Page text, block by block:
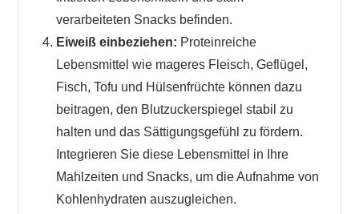
verarbeiteten Snacks befinden.
Eiweiß einbeziehen: Proteinreiche
Lebensmittel wie mageres Fleisch, Geflügel,
Fisch, Tofu und Hülsenfrüchte können dazu
beitragen, den Blutzuckerspiegel stabil zu
halten und das Sättigungsgefühl zu fördern.
Integrieren Sie diese Lebensmittel in Ihre
Mahlzeiten und Snacks, um die Aufnahme von
Kohlenhydraten auszugleichen.